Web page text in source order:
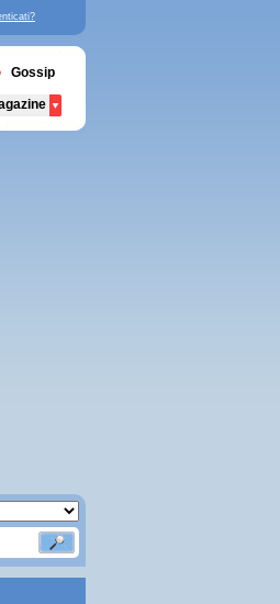
Gossip